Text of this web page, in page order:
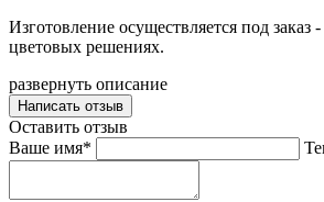
Изготовление осуществляется под
цветовых решениях.
развернуть описание
Написать отзыв
Оставить отзыв
Ваше имя*